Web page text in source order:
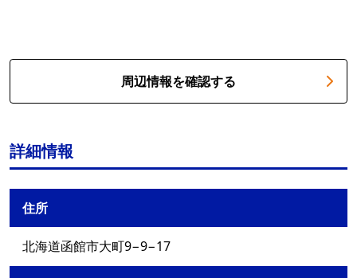
周辺情報を確認する
詳細情報
住所
北海道函館市大町9−9−17